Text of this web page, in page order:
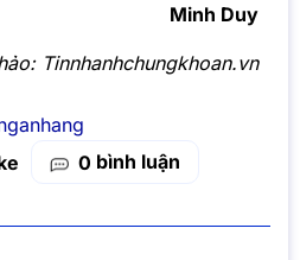
Minh Duy
Tinnhanhchungkhoan.vn
0 bình luận